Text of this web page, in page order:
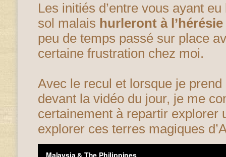
Les initiés d’entre vous ayant
sol malais hurleront à l’hérésie
peu de temps passé sur place
certaine frustration chez moi.
Avec le recul et lorsque je
devant la vidéo du jour, je me
certainement à repartir explorer
explorer ces terres magiques